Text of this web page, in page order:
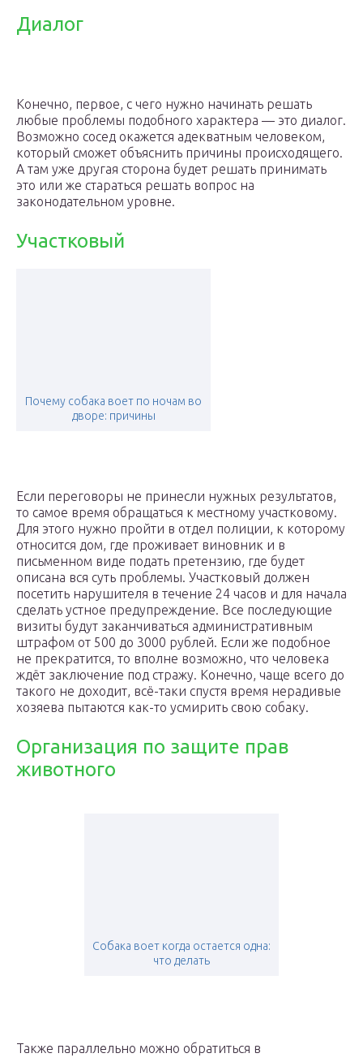
Диалог
Конечно, первое, с чего нужно начинать решать
любые проблемы подобного характера — это диалог.
Возможно сосед окажется адекватным человеком,
который сможет объяснить причины происходящего.
А там уже другая сторона будет решать принимать
это или же стараться решать вопрос на
законодательном уровне.
Участковый
Почему собака воет по ночам во
дворе: причины
Если переговоры не принесли нужных результатов,
то самое время обращаться к местному участковому.
Для этого нужно пройти в отдел полиции, к которому
относится дом, где проживает виновник и в
письменном виде подать претензию, где будет
описана вся суть проблемы. Участковый должен
посетить нарушителя в течение 24 часов и для начала
сделать устное предупреждение. Все последующие
визиты будут заканчиваться административным
штрафом от 500 до 3000 рублей. Если же подобное
не прекратится, то вполне возможно, что человека
ждёт заключение под стражу. Конечно, чаще всего до
такого не доходит, всё-таки спустя время нерадивые
хозяева пытаются как-то усмирить свою собаку.
Организация по защите прав
животного
Собака воет когда остается одна:
что делать
Также параллельно можно обратиться в